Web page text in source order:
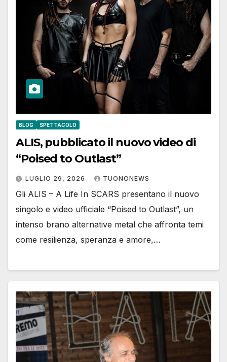
BLOG SPETTACOLO
ALIS, pubblicato il nuovo video di
“Poised to Outlast”
LUGLIO 29, 2026 TUONONEWS
Gli ALIS – A Life In SCARS presentano il nuovo
singolo e video ufficiale “Poised to Outlast”, un
intenso brano alternative metal che affronta temi
come resilienza, speranza e amore,…